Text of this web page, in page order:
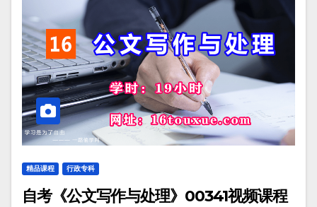
精品课程 行政专科
自考《公文写作与处理》00341视频课程